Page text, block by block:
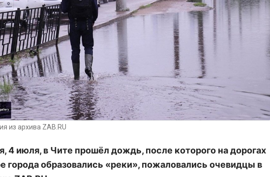
из архива ZAB.RU
4 июля, в Чите прошёл дождь, после которого на дорогах
города образовались «реки», пожаловались очевидцы в